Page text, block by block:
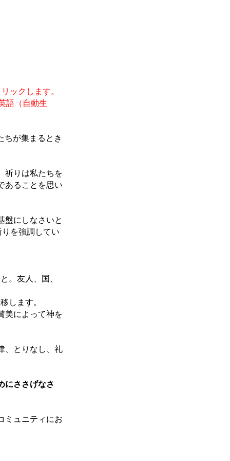
ックします。
語（自動生
ちが集まるとき
祈りは私たちを
あることを思い
盤にしなさいと
を強調してい
。友人、国、
します。
美によって神を
、とりなし、礼
にささげなさ
ミュニティにお